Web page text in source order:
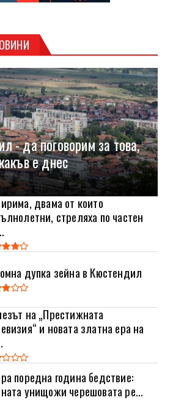
- да поговорим за това,
е днес
двама от които
стреляха по частен
дупка зейна в Кюстендил
на „Престижната
и новата златна ера на
поредна година бедствие:
унищожи черешовата ре...